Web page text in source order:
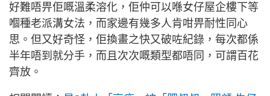
好難唔畀佢嘅溫柔溶化，佢仲可以喺女仔屋企樓下等
嗰種老派溝女法，而家邊有幾多人肯咁畀耐性同心
思。但又好奇怪，佢換畫之快又破咗紀錄，每次都係
半年唔到就分手，而且次次嘅類型都唔同，可謂百花
齊放。